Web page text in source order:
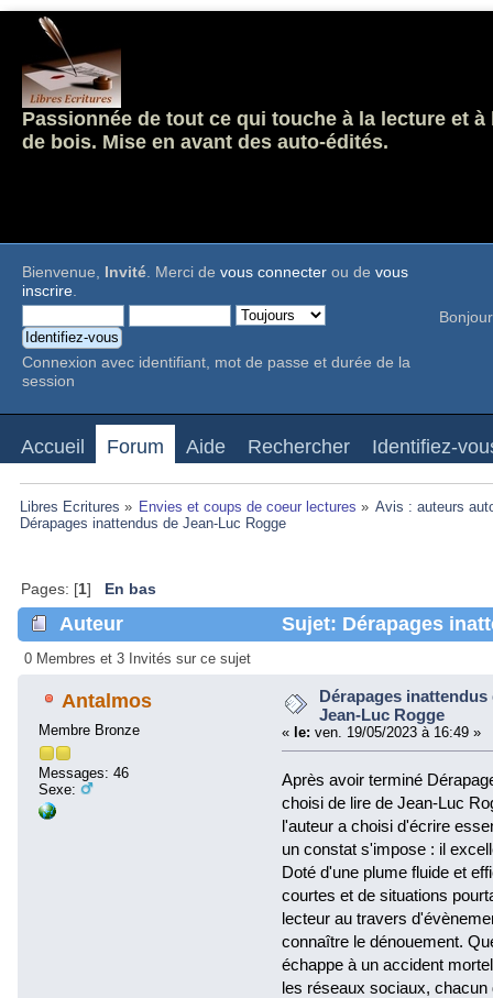
Passionnée de tout ce qui touche à la lecture et
de bois. Mise en avant des auto-édités.
Bienvenue, Invité. Merci de vous connecter ou de vous
inscrire.
Connexion avec identifiant, mot de passe et durée de la
session
Accueil Forum Aide Rechercher Identifiez-
Libres Ecritures » Envies et coups de coeur lectures » Avis : auteurs
Dérapages inattendus de Jean-Luc Rogge
Pages: [1] En bas
Auteur
Sujet: Dérapages
138229 fois)
0 Membres et 3 Invités sur ce sujet
Antalmos
Membre Bronze
Messages: 46
Sexe:
Dérapages inattendus
Jean-Luc Rogge
« le: ven. 19/05/2023 à 16:49 »
Après avoir terminé
choisi de lire de Jean-Luc
l'auteur a choisi d'écrire
un constat s'impose : il
Doté d'une plume fluide et
courtes et de situations
lecteur au travers
connaître le dénouement.
échappe à un accident
les réseaux sociaux,